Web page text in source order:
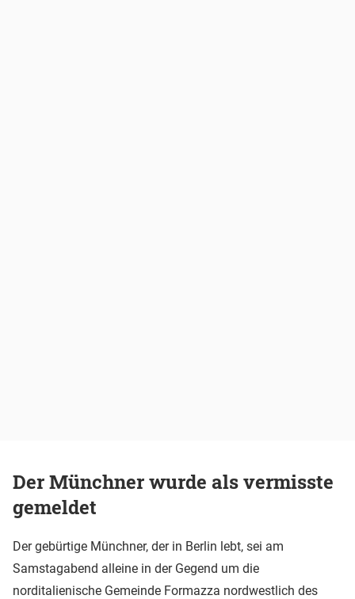
Der Münchner wurde als vermisste
gemeldet
Der gebürtige Münchner, der in Berlin lebt, sei am
Samstagabend alleine in der Gegend um die
norditalienische Gemeinde Formazza nordwestlich des